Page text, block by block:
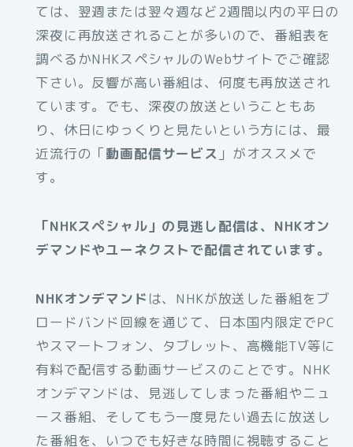
ては、翌週または翌々週など2週間以内の平日の
深夜に再放送されることが多いので、番組表を
調べるかNHKスペシャルのWebサイトでご確認
下さい。反響が高い番組は、何度も再放送され
ています。でも、深夜の放送ということもあ
り、休日にゆっくりと見たいという方には、最
近流行の「動画配信サービス 」がオススメで
す。
「NHKスペシャル」の見逃し配信は、NHKオン
デマンドやユーネクストで配信されています。
NHKオンデマンド は、NHKが放送した番組をブ
ロードバンド回線を通じて、日本国内限定でPC
やスマートフォン、タブレット、高機能TV等に
有料で配信する動画サービスのことです。NHK
オンデマンドは、見逃してしまった番組やニュ
ース番組、そしてもう一度見たい過去に放送し
た番組を、いつでも好きな時間に視聴すること